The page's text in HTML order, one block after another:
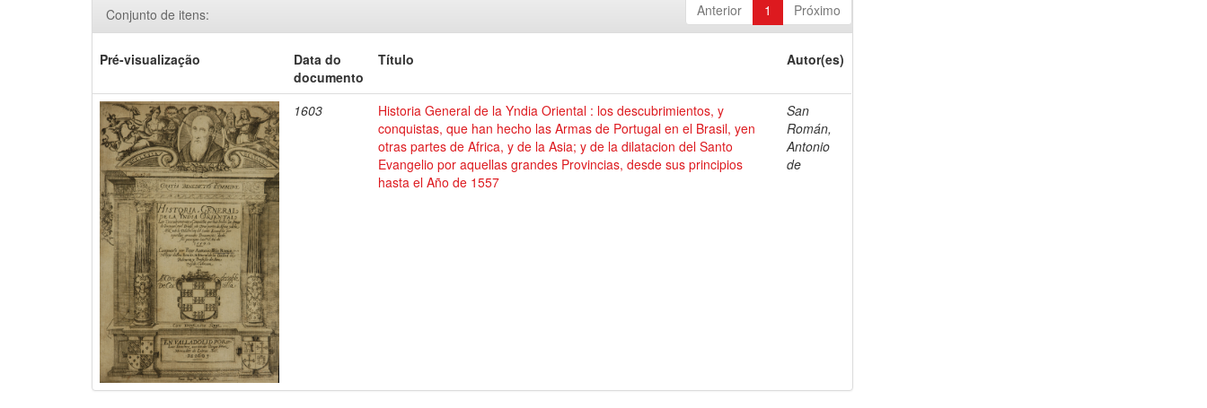
Anterior 1 Próximo
Conjunto de itens:
Pré-visualização
Data do
documento
Título Autor(es)
1603
Historia General de la Yndia Oriental : los descubrimientos, y
conquistas, que han hecho las Armas de Portugal en el Brasil, yen
otras partes de Africa, y de la Asia; y de la dilatacion del Santo
Evangelio por aquellas grandes Provincias, desde sus principios
hasta el Año de 1557
San
Román,
Antonio
de